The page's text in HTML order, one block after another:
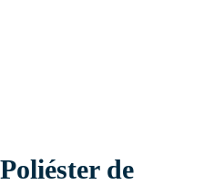
de